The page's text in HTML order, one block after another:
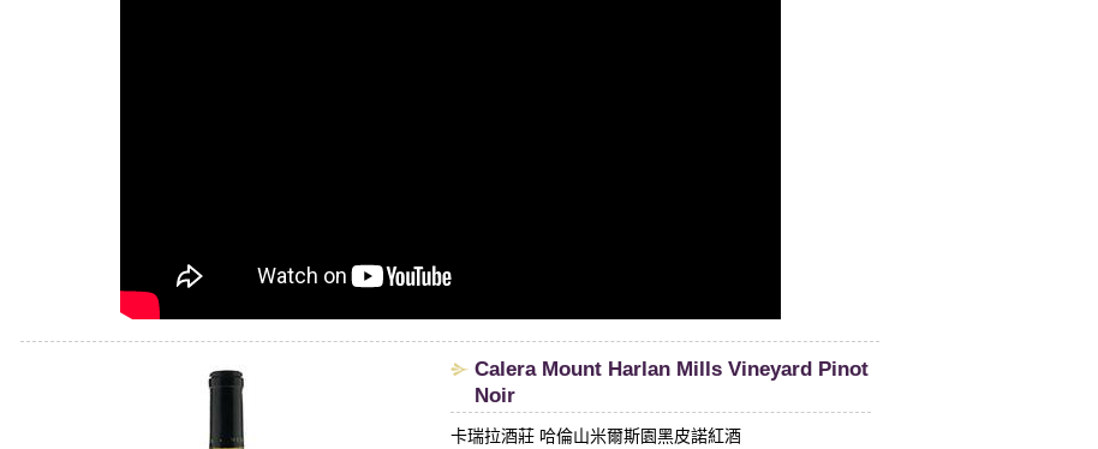
​Calera Mount Harlan Mills Vineyard Pinot
Noir
卡瑞拉酒莊 哈倫山米爾斯園黑皮諾紅酒